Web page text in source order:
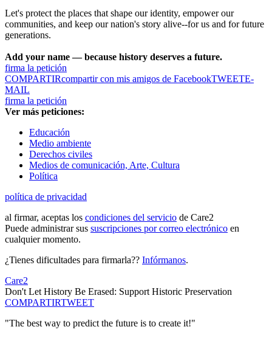
Let's protect the places that shape our identity, empower our
communities, and keep our nation's story alive--for us and for future
generations.
Add your name — because history deserves a future.
firma la petición
COMPARTIRcompartir con mis amigos de FacebookTWEETE-
MAIL
firma la petición
Ver más peticiones:
Educación
Medio ambiente
Derechos civiles
Medios de comunicación, Arte, Cultura
Política
política de privacidad
al firmar, aceptas los condiciones del servicio de Care2
Puede administrar sus suscripciones por correo electrónico en
cualquier momento.
¿Tienes dificultades para firmarla?? Infórmanos.
Care2
Don't Let History Be Erased: Support Historic Preservation
COMPARTIRTWEET
"The best way to predict the future is to create it!"